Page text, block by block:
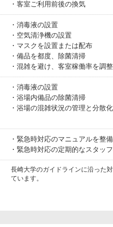
客室ご利用前後の換気
消毒液の設置
空気清浄機の設置
マスクを設置または配布
備品を都度、除菌清掃
混雑を避け、客室稼働率を調整
消毒液の設置
浴場内備品の除菌清掃
浴場の混雑状況の管理と分散化
緊急時対応のマニュアルを整備
緊急時対応の定期的なスタッ
長崎大学のガイドラインに沿った
ています。